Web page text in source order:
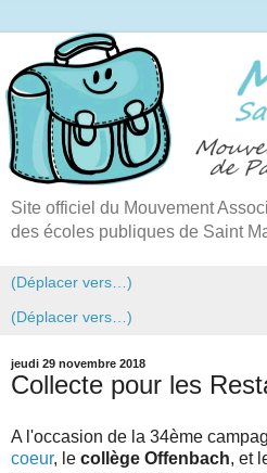
Site officiel du Mouvement
des écoles publiques de Saint
jeudi 29 novembre 2018
Collecte pour les
A l'occasion de la 34ème
coeur, le collège Offenbach, et